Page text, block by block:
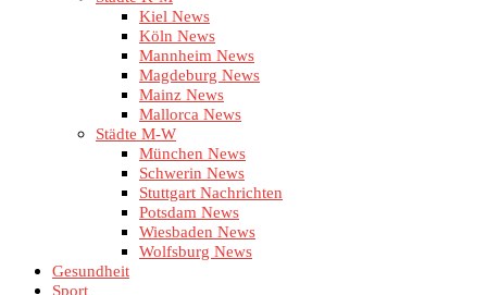
Kiel News
Köln News
Mannheim News
Magdeburg News
Mainz News
Mallorca News
Städte M-W
München News
Schwerin News
Stuttgart Nachrichten
Potsdam News
Wiesbaden News
Wolfsburg News
Gesundheit
Sport